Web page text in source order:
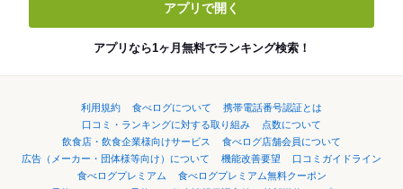
アプリで開く
アプリなら1ヶ月無料でランキング検索！
利用規約 食べログについて
携帯電話番号認証とは
口コミ・ランキングに対する取り組み
点数について
飲食店・飲食企業様向けサービス
食べログ店舗会員について
広告（メーカー・団体様等向け）について
機能改善要望
口コミガイドライン
食べログプレミアム
食べログプレミアム無料クーポン